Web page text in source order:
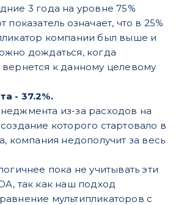
3 года на уровне 75%
показатель означает, что в 25%
компании был выше и
дождаться, когда
вернется к данному целевому
- 37.2%.
из-за расходов на
которого стартовало в
компания недополучит за весь
пока не учитывать эти
так как наш подход
мультипликаторов с